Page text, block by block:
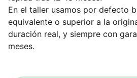
En el taller usamos por defecto
equivalente o superior a la
duración real, y siempre con
meses.